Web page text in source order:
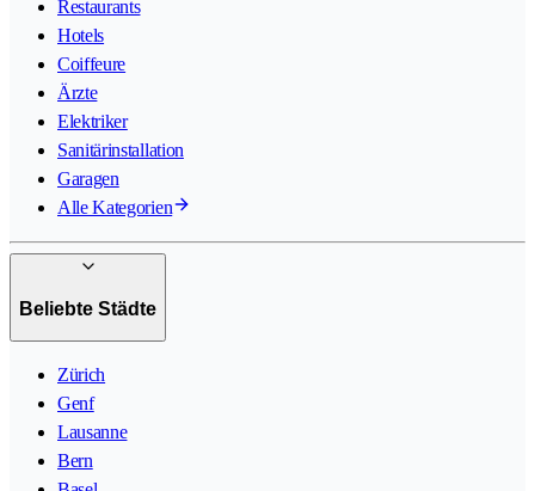
Restaurants
Hotels
Coiffeure
Ärzte
Elektriker
Sanitärinstallation
Garagen
Alle Kategorien
Beliebte Städte
Zürich
Genf
Lausanne
Bern